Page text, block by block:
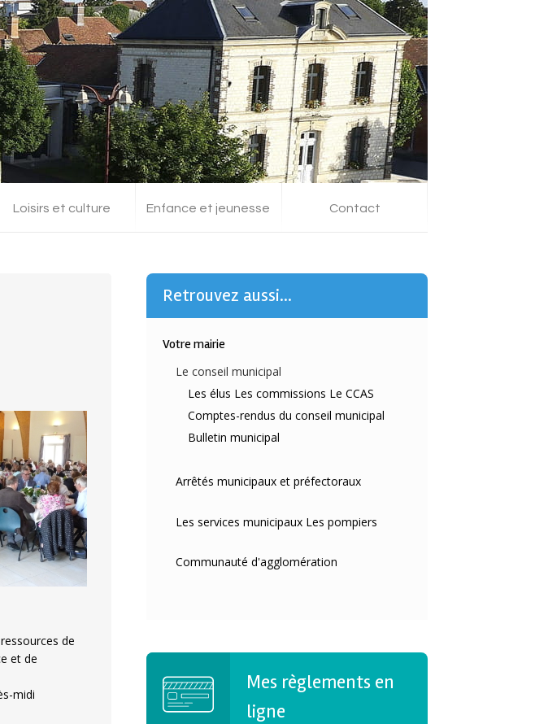
Loisirs et culture Enfance et jeunesse Contact
de
et de
midi
Retrouvez aussi...
Votre mairie
Le conseil municipal
Les élus Les commissions Le CCAS
Comptes-rendus du conseil municipal
Bulletin municipal
Arrêtés municipaux et préfectoraux
Les services municipaux Les pompiers
Communauté d'agglomération
Mes règlements en
ligne